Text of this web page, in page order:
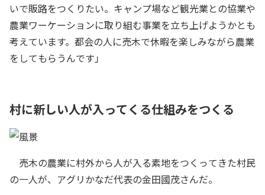
いで販路をつくりたい。キャンプ場など観光業との協業や
農業ワーケーションに取り組む事業を立ち上げようかとも
考えています。都会の人に売木で休暇を楽しみながら農業
をしてもらうんです」
村に新しい人が入ってくる仕組みをつくる
売木の農業に村外から人が入る素地をつくってきた村民
の一人が、アグリかなだ代表の金田國茂さんだ。